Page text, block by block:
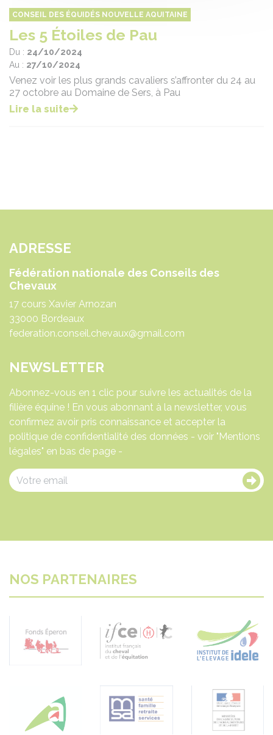
CONSEIL DES ÉQUIDÉS NOUVELLE AQUITAINE
Les 5 Étoiles de Pau
Du : 24/10/2024
Au : 27/10/2024
Venez voir les plus grands cavaliers s’affronter du 24 au
27 octobre au Domaine de Sers, à Pau
Lire la suite
ADRESSE
Fédération nationale des Conseils des
Chevaux
17 cours Xavier Arnozan
33000 Bordeaux
federation.conseil.chevaux@gmail.com
NEWSLETTER
Abonnez-vous en 1 clic pour suivre les actualités de la
filière équine ! En vous abonnant à la newsletter, vous
confirmez avoir pris connaissance et accepter la
politique de confidentialité des données - voir "Mentions
légales" en bas de page -
NOS PARTENAIRES